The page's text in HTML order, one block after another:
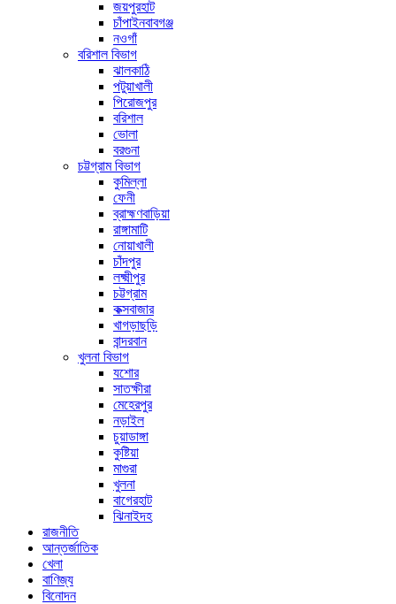
জয়পুরহাট
চাঁপাইনবাবগঞ্জ
নওগাঁ
বরিশাল বিভাগ
ঝালকাঠি
পটুয়াখালী
পিরোজপুর
বরিশাল
ভোলা
বরগুনা
চট্টগ্রাম বিভাগ
কুমিল্লা
ফেনী
ব্রাহ্মণবাড়িয়া
রাঙ্গামাটি
নোয়াখালী
চাঁদপুর
লক্ষ্মীপুর
চট্টগ্রাম
কক্সবাজার
খাগড়াছড়ি
বান্দরবান
খুলনা বিভাগ
যশোর
সাতক্ষীরা
মেহেরপুর
নড়াইল
চুয়াডাঙ্গা
কুষ্টিয়া
মাগুরা
খুলনা
বাগেরহাট
ঝিনাইদহ
রাজনীতি
আন্তর্জাতিক
খেলা
বাণিজ্য
বিনোদন